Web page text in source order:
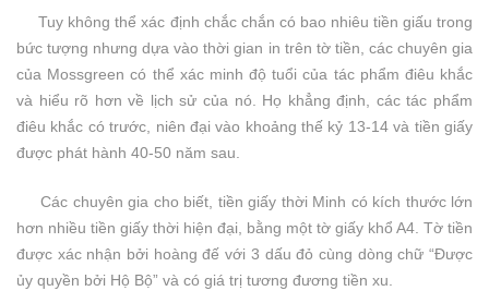
Tuy không thể xác định chắc chắn có bao nhiêu tiền giấu trong
bức tượng nhưng dựa vào thời gian in trên tờ tiền, các chuyên gia
của Mossgreen có thể xác minh độ tuổi của tác phẩm điêu khắc
và hiểu rõ hơn về lịch sử của nó. Họ khẳng định, các tác phẩm
điêu khắc có trước, niên đại vào khoảng thế kỷ 13-14 và tiền giấy
được phát hành 40-50 năm sau.
Các chuyên gia cho biết, tiền giấy thời Minh có kích thước lớn
hơn nhiều tiền giấy thời hiện đại, bằng một tờ giấy khổ A4. Tờ tiền
được xác nhận bởi hoàng đế với 3 dấu đỏ cùng dòng chữ “Được
ủy quyền bởi Hộ Bộ” và có giá trị tương đương tiền xu.